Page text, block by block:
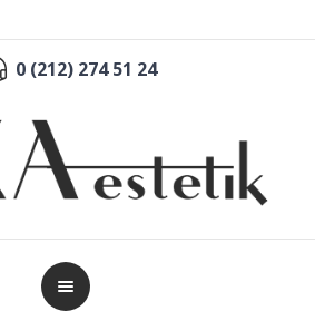
0 (212) 274 51 24